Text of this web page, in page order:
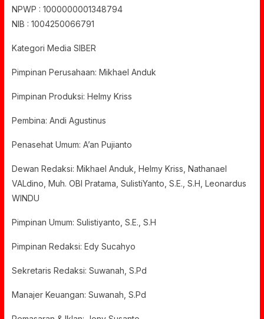
NPWP : 1000000001348794
NIB : 1004250066791
Kategori Media SIBER
Pimpinan Perusahaan: Mikhael Anduk
Pimpinan Produksi: Helmy Kriss
Pembina: Andi Agustinus
Penasehat Umum: A’an Pujianto
Dewan Redaksi: Mikhael Anduk, Helmy Kriss, Nathanael
VALdino, Muh. OBI Pratama, SulistiYanto, S.E., S.H, Leonardus
WINDU
Pimpinan Umum: Sulistiyanto, S.E., S.H
Pimpinan Redaksi: Edy Sucahyo
Sekretaris Redaksi: Suwanah, S.Pd
Manajer Keuangan: Suwanah, S.Pd